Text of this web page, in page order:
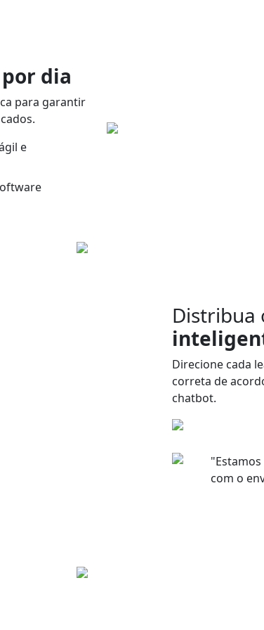
dia
para garantir
e
Distribua
Direcione cada
correta de
chatbot.
com o